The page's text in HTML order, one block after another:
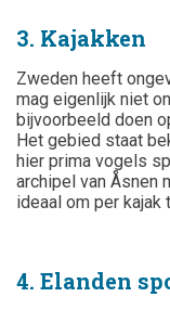
3. Kajakken
Zweden heeft
mag eigenlijk niet
bijvoorbeeld doen
Het gebied staat
hier prima vogels
archipel van Åsnen
ideaal om per kajak
4. Elanden